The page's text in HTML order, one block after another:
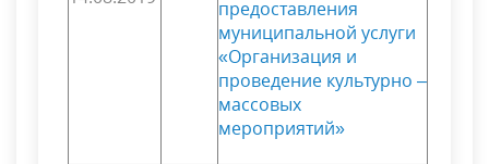
предоставления
муниципальной услуги
«Организация и
проведение культурно –
массовых
мероприятий»